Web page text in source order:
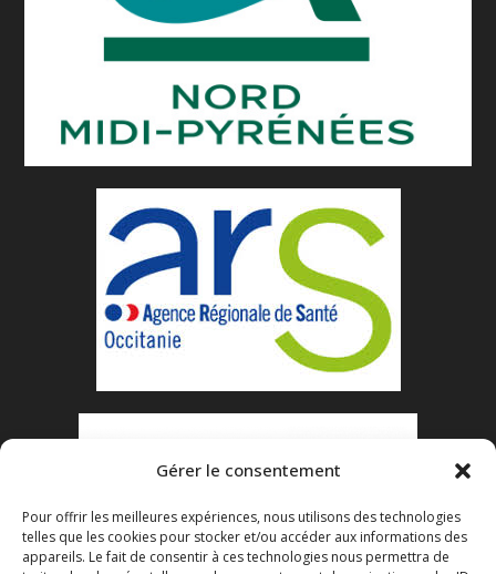
Gérer le consentement
Pour offrir les meilleures expériences, nous utilisons des technologies
telles que les cookies pour stocker et/ou accéder aux informations des
appareils. Le fait de consentir à ces technologies nous permettra de